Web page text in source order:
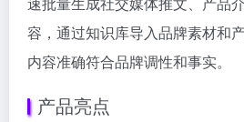
容，通过知识库导入品牌素材和
内容准确符合品牌调性和事实。
产品亮点